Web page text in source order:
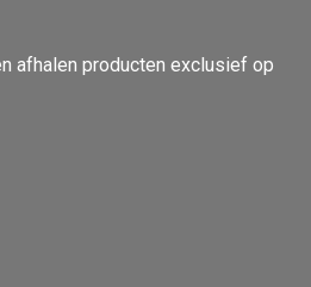
afhalen producten exclusief op